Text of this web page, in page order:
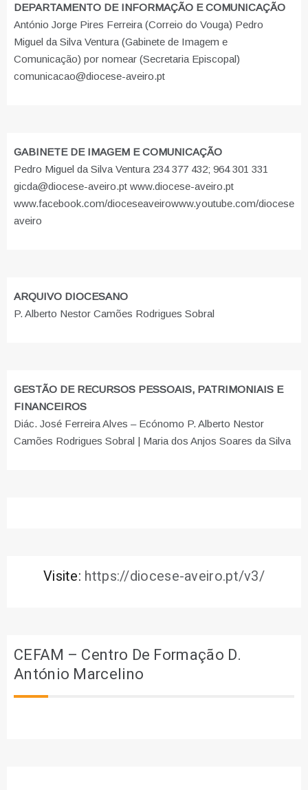
DEPARTAMENTO DE INFORMAÇÃO E COMUNICAÇÃO
António Jorge Pires Ferreira (Correio do Vouga) Pedro
Miguel da Silva Ventura (Gabinete de Imagem e
Comunicação) por nomear (Secretaria Episcopal)
comunicacao@diocese-aveiro.pt
GABINETE DE IMAGEM E COMUNICAÇÃO
Pedro Miguel da Silva Ventura 234 377 432; 964 301 331
gicda@diocese-aveiro.pt www.diocese-aveiro.pt
www.facebook.com/dioceseaveirowww.youtube.com/diocese
aveiro
ARQUIVO DIOCESANO
P. Alberto Nestor Camões Rodrigues Sobral
GESTÃO DE RECURSOS PESSOAIS, PATRIMONIAIS E
FINANCEIROS
Diác. José Ferreira Alves – Ecónomo P. Alberto Nestor
Camões Rodrigues Sobral | Maria dos Anjos Soares da Silva
Visite: https://diocese-aveiro.pt/v3/
CEFAM – Centro De Formação D.
António Marcelino